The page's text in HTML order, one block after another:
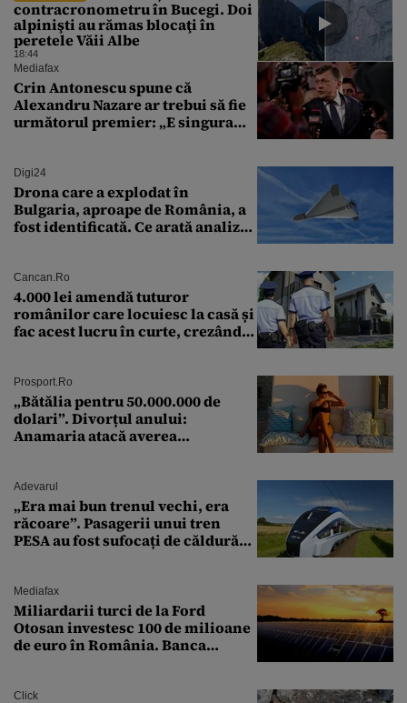
contracronometru în Bucegi. Doi
alpinişti au rămas blocaţi în
peretele Văii Albe
18:44
Mediafax
Crin Antonescu spune că
Alexandru Nazare ar trebui să fie
următorul premier: „E singura
Digi24
Drona care a explodat în
Bulgaria, aproape de România, a
fost identificată. Ce arată analiza
Cancan.ro
4.000 lei amendă tuturor
românilor care locuiesc la casă și
fac acest lucru în curte, crezând
Prosport.ro
„Bătălia pentru 50.000.000 de
dolari”. Divorțul anului:
Anamaria atacă averea
Adevarul
„Era mai bun trenul vechi, era
răcoare”. Pasagerii unui tren
PESA au fost sufocați de căldură
Mediafax
Miliardarii turci de la Ford
Otosan investesc 100 de milioane
de euro în România. Banca
Click